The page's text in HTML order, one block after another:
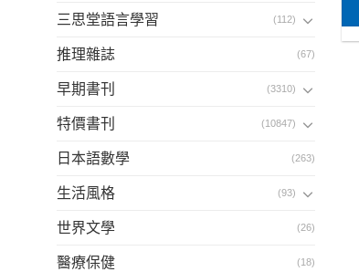
三思堂語言學習 (112)
推理雜誌 (67)
早期書刊 (3310)
特價書刊 (10847)
日本語數學 (263)
生活風格 (93)
世界文學 (26)
醫療保健 (18)